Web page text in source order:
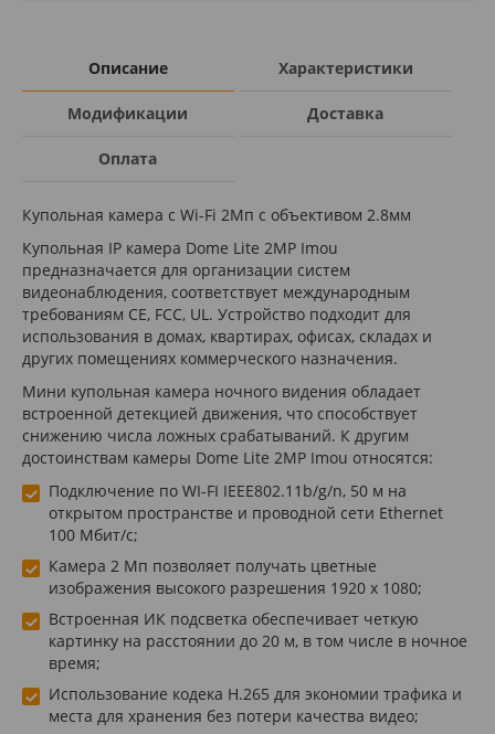
Описание Характеристики
Модификации Доставка
Оплата
Купольная камера с Wi-Fi 2Мп с объективом 2.8мм
Купольная IP камера Dome Lite 2MP Imou
предназначается для организации систем
видеонаблюдения, соответствует международным
требованиям CE, FCC, UL. Устройство подходит для
использования в домах, квартирах, офисах, складах и
других помещениях коммерческого назначения.
Мини купольная камера ночного видения обладает
встроенной детекцией движения, что способствует
снижению числа ложных срабатываний. К другим
достоинствам камеры Dome Lite 2MP Imou относятся:
Подключение по WI-FI IEEE802.11b/g/n, 50 м на
открытом пространстве и проводной сети Ethernet
100 Мбит/с;
Камера 2 Мп позволяет получать цветные
изображения высокого разрешения 1920 x 1080;
Встроенная ИК подсветка обеспечивает четкую
картинку на расстоянии до 20 м, в том числе в ночное
время;
Использование кодека H.265 для экономии трафика и
места для хранения без потери качества видео;